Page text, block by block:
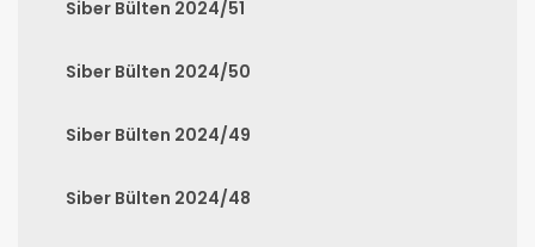
Siber Bülten 2024/51
Siber Bülten 2024/50
Siber Bülten 2024/49
Siber Bülten 2024/48